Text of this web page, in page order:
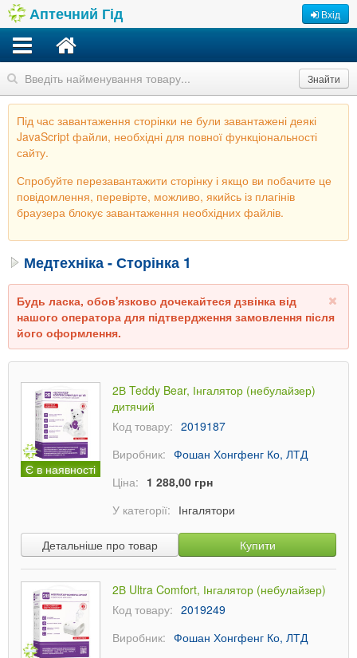
Аптечний Гід Вхід
Знайти
Під час завантаження сторінки не були завантажені деякі
JavaScript файли, необхідні для повної функціональності
сайту.
Спробуйте перезавантажити сторінку і якщо ви побачите це
повідомлення, перевірте, можливо, якийсь із плагінів
браузера блокує завантаження необхідних файлів.
Медтехніка - Сторінка 1
Будь ласка, обов'язково дочекайтеся дзвінка від
нашого оператора для підтвердження замовлення після
його оформлення.
Є в наявності
2В Teddy Bear, Інгалятор (небулайзер)
дитячий
Код товару: 2019187
Виробник: Фошан Хонгфенг Ко, ЛТД
Ціна: 1 288,00 грн
У категорії: Інгалятори
Детальніше про товар Купити
2В Ultra Comfort, Інгалятор (небулайзер)
Код товару: 2019249
Виробник: Фошан Хонгфенг Ко, ЛТД